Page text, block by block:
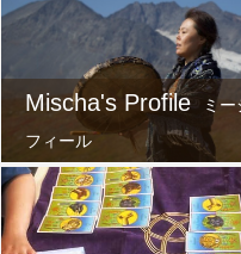
Mischa's Profile
ミ
フィール